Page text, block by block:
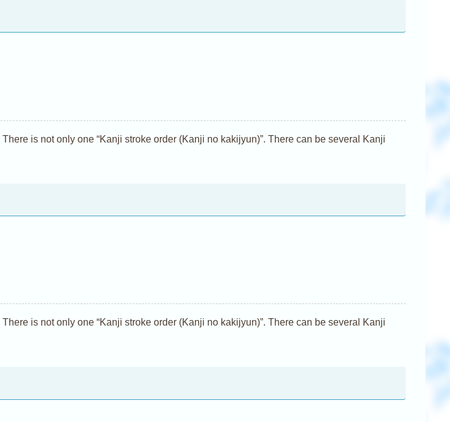
is not only one “Kanji stroke order (Kanji no kakijyun)”. There can be several Kanji
is not only one “Kanji stroke order (Kanji no kakijyun)”. There can be several Kanji